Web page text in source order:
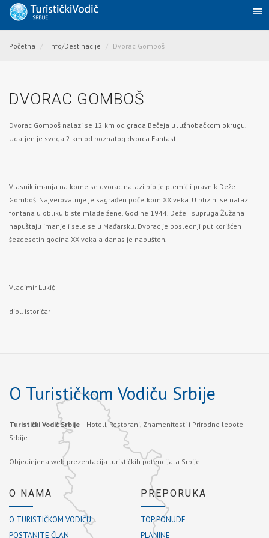
Početna Info/Destinacije Dvorac Gomboš
DVORAC GOMBOŠ
Dvorac Gomboš nalazi se 12 km od grada Bečeja uJužnobačkom okrugu.
Udaljen je svega 2 km od poznatog dvorca Fantast.
Vlasnik imanja na kome se dvorac nalazi bio je plemić i pravnik Deže
Gomboš. Najverovatnije je sagrađen početkom XX veka. U blizini se nalazi
fontana u obliku biste mlade žene. Godine 1944. Deže i supruga Žužana
napuštaju imanje i sele se u Mađarsku. Dvorac je poslednji put korišćen
šezdesetih godina XX veka a danas je napušten.
Vladimir Lukić
dipl. istoričar
O Turističkom Vodiču Srbije
Turistički Vodič Srbije - Hoteli, Restorani, Znamenitosti i Prirodne lepote
Srbije!
Objedinjena web prezentacija turističkih potencijala Srbije.
O NAMA
O TURISTIČKOM VODIČU
POSTANITE ČLAN
PREPORUKA
TOP PONUDE
PLANINE